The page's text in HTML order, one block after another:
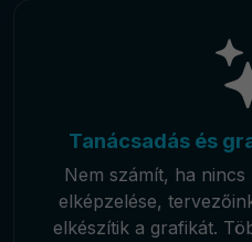
Tanácsadás és
Nem számít, ha
elképzelése,
elkészítik a grafikát.